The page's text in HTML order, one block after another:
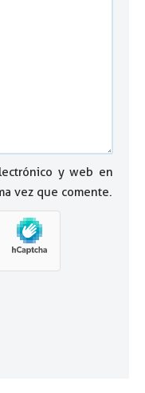
y web en
vez que comente.